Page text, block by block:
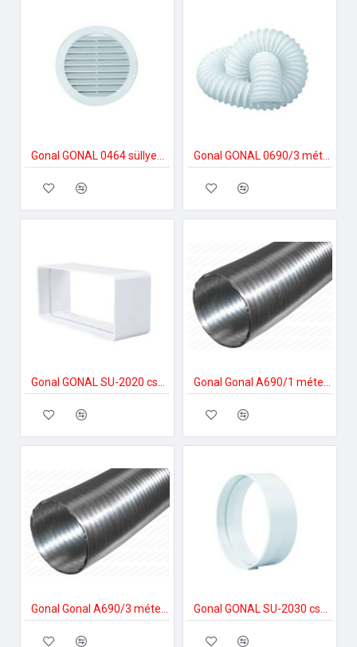
Gonal GONAL 0464 süllyesztett fix rács, NA150 150-es páraelszívóhoz Gonal GONAL 0690/3 méter Flexi PVC cső, Á150 mm 150-es páraelszívóhoz
Gonal GONAL SU-2020 csatlakozó/toldó 90x180 150-es páraelszívóhoz Gonal Gonal A690/1 méter Flexibilis ALU cső Á150 mm 150-es páraelszívóhoz
Gonal Gonal A690/3 méter Flexibilis ALU cső Á150 mm 150-es páraelszívóhoz Gonal GONAL SU-2030 csatlakozó/toldó, NA150 150-es páraelszívóhoz